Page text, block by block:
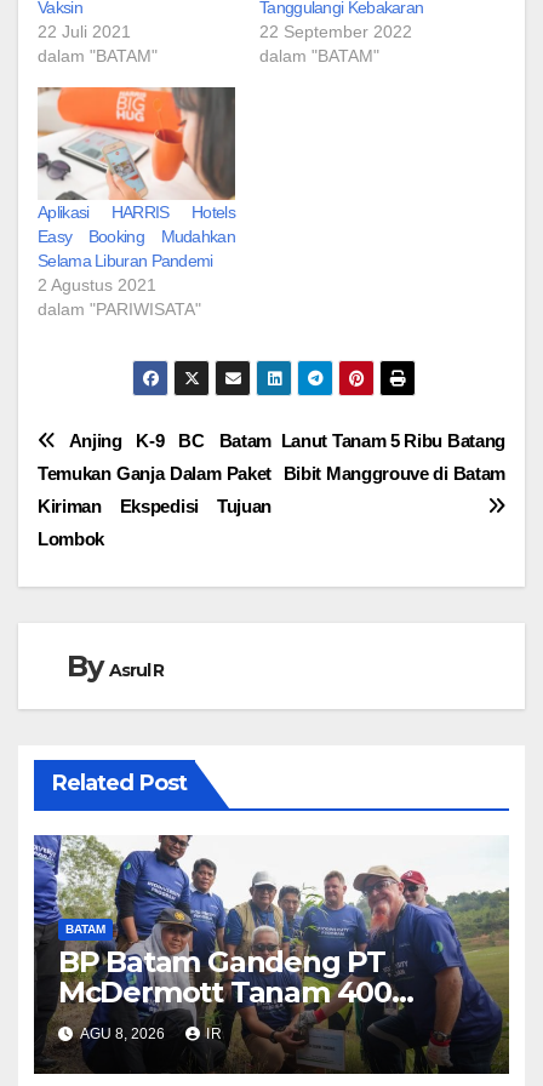
Vaksin
22 Juli 2021
dalam "BATAM"
Tanggulangi Kebakaran
22 September 2022
dalam "BATAM"
Aplikasi HARRIS Hotels
Easy Booking Mudahkan
Selama Liburan Pandemi
2 Agustus 2021
dalam "PARIWISATA"
Navigasi
pos
Lanut Tanam 5 Ribu Batang
Bibit Manggrouve di Batam
Anjing K-9 BC Batam
Temukan Ganja Dalam Paket
Kiriman Ekspedisi Tujuan
Lombok
ByAsrul R
Related Post
BATAM
BP Batam Gandeng PT
McDermott Tanam 400
Bambu Betung di Waduk
Nongsa
AGU 8, 2026 IR